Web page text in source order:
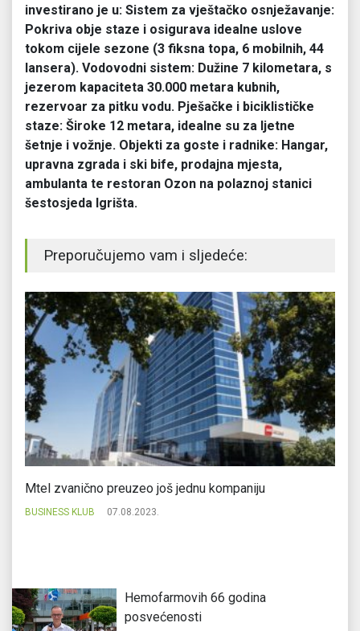
investirano je u: Sistem za vještačko osnježavanje:
Pokriva obje staze i osigurava idealne uslove
tokom cijele sezone (3 fiksna topa, 6 mobilnih, 44
lansera). Vodovodni sistem: Dužine 7 kilometara, s
jezerom kapaciteta 30.000 metara kubnih,
rezervoar za pitku vodu. Pješačke i biciklističke
staze: Široke 12 metara, idealne su za ljetne
šetnje i vožnje. Objekti za goste i radnike: Hangar,
upravna zgrada i ski bife, prodajna mjesta,
ambulanta te restoran Ozon na polaznoj stanici
šestosjeda Igrišta.
Preporučujemo vam i sljedeće:
Mtel zvanično preuzeo još jednu kompaniju
BUSINESS KLUB 07.08.2023.
Hemofarmovih 66 godina
posvećenosti